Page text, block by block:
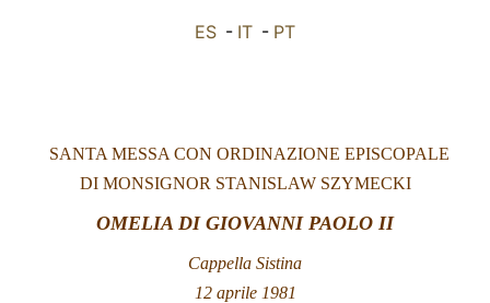
中文
LATINE
ES - IT - PT
SANTA MESSA CON ORDINAZIONE EPISCOPALE
DI MONSIGNOR STANISLAW SZYMECKI
OMELIA DI GIOVANNI PAOLO II
Cappella Sistina
12 aprile 1981